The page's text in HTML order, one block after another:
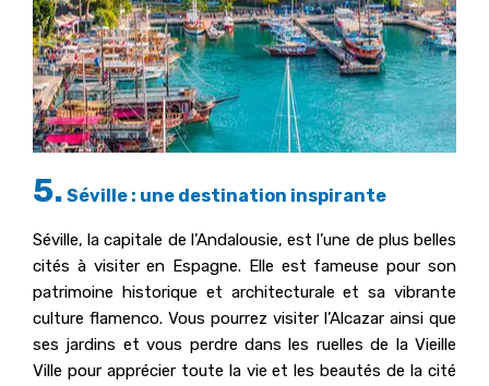
5. Séville : une destination inspirante
Séville, la capitale de l’Andalousie, est l’une de plus belles
cités à visiter en Espagne. Elle est fameuse pour son
patrimoine historique et architecturale et sa vibrante
culture flamenco. Vous pourrez visiter l’Alcazar ainsi que
ses jardins et vous perdre dans les ruelles de la Vieille
Ville pour apprécier toute la vie et les beautés de la cité